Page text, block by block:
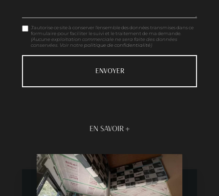
J'autorise ce site à conserver l'ensemble des données transmises dans ce
formulaire pour faciliter le suivi et le traitement de ma demande.
(Aucune exploitation commerciale ne sera faite des données
conservées. Voir notre politique de confidentialité)
EN SAVOIR +